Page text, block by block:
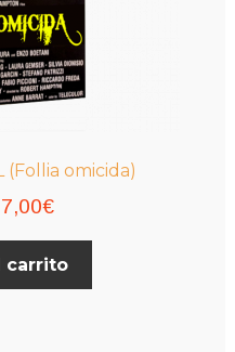
(Follia omicida)
El7,00€El
precio
actual
carrito